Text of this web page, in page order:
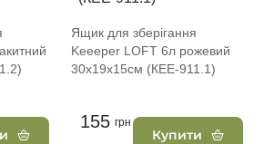
Ящик для зберігання
Keeeper LOFT 6л рожевий
30x19x15см (КЕЕ-911.1)
155 грн
Купити